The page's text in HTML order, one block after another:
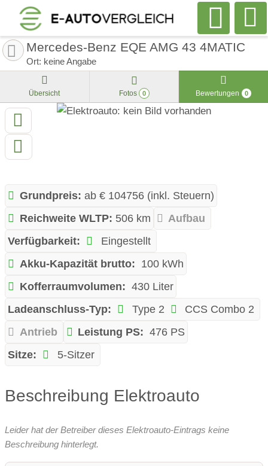
Mercedes-Benz EQE AMG 43 4MATIC
Ort: keine Angabe
Übersicht Fotos 0 Bewertungen 0
Grundpreis: ab € 104756 (inkl. Steuern)
Reichweite WLTP: 506 km
Aufbau
Verfügbarkeit:
Eingestellt
Akku-Kapazität brutto: 100 kWh
Kofferraumvolumen: 430 Liter
Ladeanschluss-Typ:
Type 2
CCS Combo 2
Antrieb
Leistung PS: 476 PS
Sitze:
5-Sitzer
Beschreibung Elektroauto
Leider hat der Betreiber dieses Elektroauto-Eintrags keine
Beschreibung hinterlegt.